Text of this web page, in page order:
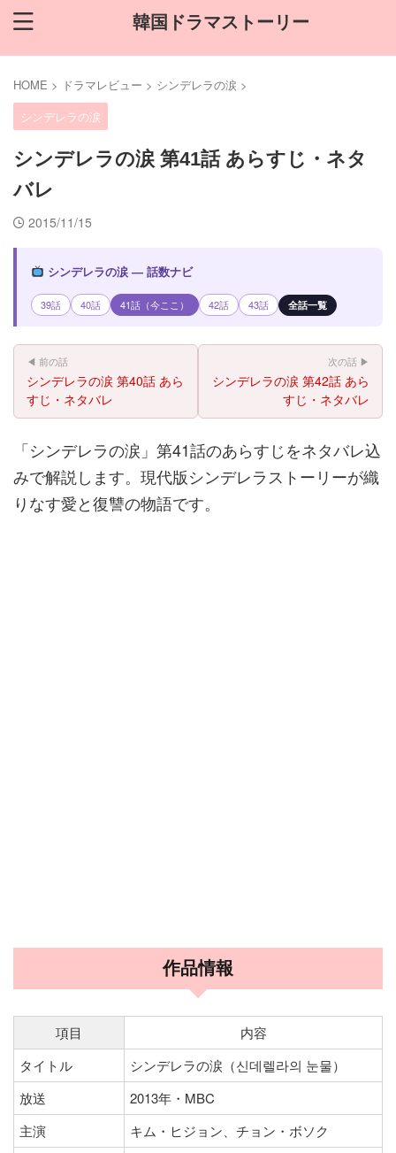
韓国ドラマストーリー
HOME > ドラマレビュー > シンデレラの涙 >
シンデレラの涙
シンデレラの涙 第41話 あらすじ・ネタ
バレ
2015/11/15
シンデレラの涙 — 話数ナビ
39話 40話 41話（今ここ） 42話 43話 全話一覧
◀ 前の話
シンデレラの涙 第40話 あら
すじ・ネタバレ
次の話 ▶
シンデレラの涙 第42話 あら
すじ・ネタバレ
「シンデレラの涙」第41話のあらすじをネタバレ込
みで解説します。現代版シンデレラストーリーが織
りなす愛と復讐の物語です。
作品情報
項目
内容
タイトル
シンデレラの涙（신데렐라의 눈물）
放送
2013年・MBC
主演
キム・ヒジョン、チョン・ボソク